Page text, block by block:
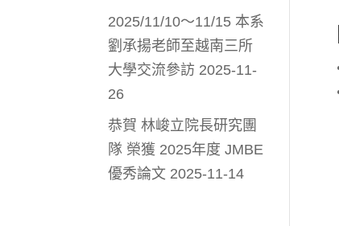
2025/11/10～11/15 本系
劉承揚老師至越南三所
大學交流參訪 2025-11-
26
恭賀 林峻立院長研究團
隊 榮獲 2025年度 JMBE
優秀論文 2025-11-14